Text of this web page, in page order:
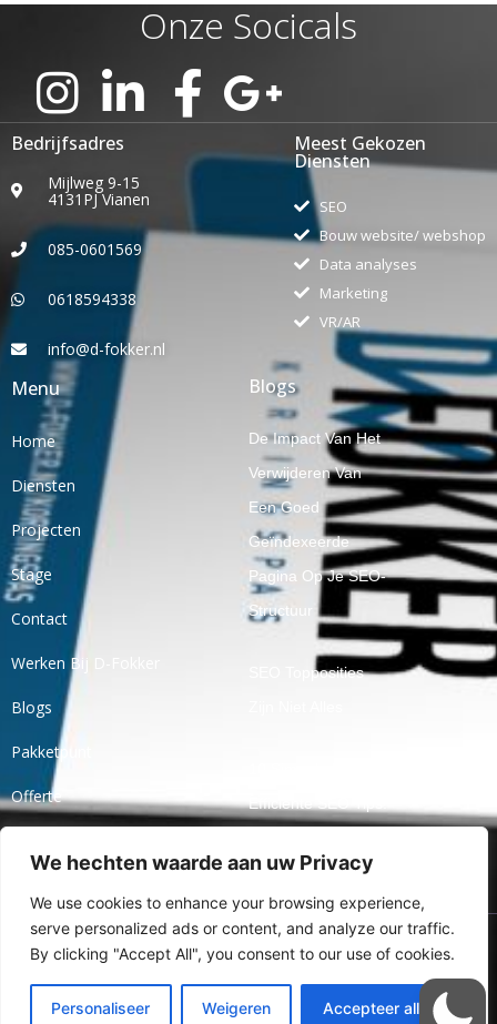
We hechten waarde aan uw Privacy
We use cookies to enhance your browsing experience,
serve personalized ads or content, and analyze our traffic.
By clicking "Accept All", you consent to our use of cookies.
Personaliseer Weigeren Accepteer alles
Onze Socicals
Bedrijfsadres
Mijlweg 9-15
4131PJ Vianen
085-0601569
0618594338
info@d-fokker.nl
Meest Gekozen
Diensten
SEO
Bouw website/ webshop
Data analyses
Marketing
VR/AR
Menu
Home
Diensten
Projecten
Stage
Contact
Werken Bij D-Fokker
Blogs
Pakketpunt
Offerte
Blogs
De Impact Van Het
Verwijderen Van
Een Goed
Geïndexeerde
Pagina Op Je SEO-
Structuur
SEO Topposities
Efficiënte SEO Tips!
Openbaar Praten
Over Jaarcijfers
Ⓒ 2024 Alle Rechten
Voorbehouden Aan Online